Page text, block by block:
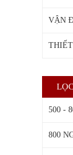
VẬN
500 -
800